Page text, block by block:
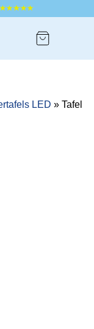
gemiddelde van 4.5/5.0
LED » Tafel